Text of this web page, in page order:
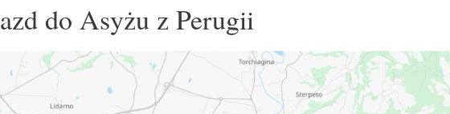
do Asyżu z Perugii